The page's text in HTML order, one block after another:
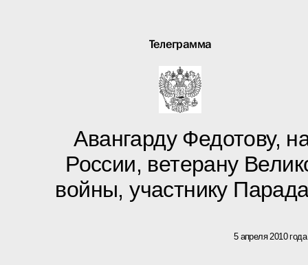
Телеграмма
Авангарду Федотову,
России, ветерану
войны, участнику
5 апреля 2010 года